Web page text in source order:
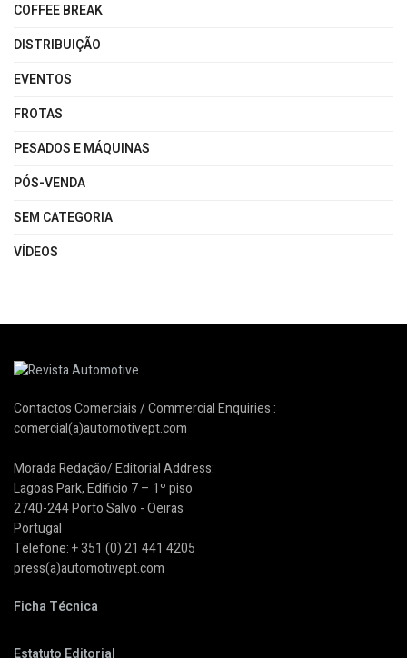
COFFEE BREAK
DISTRIBUIÇÃO
EVENTOS
FROTAS
PESADOS E MÁQUINAS
PÓS-VENDA
SEM CATEGORIA
VÍDEOS
Contactos Comerciais / Commercial Enquiries :
comercial(a)automotivept.com
Morada Redação/ Editorial Address:
Lagoas Park, Edificio 7 – 1º piso
2740-244 Porto Salvo - Oeiras
Portugal
Telefone: + 351 (0) 21 441 4205
press(a)automotivept.com
Ficha Técnica
Estatuto Editorial